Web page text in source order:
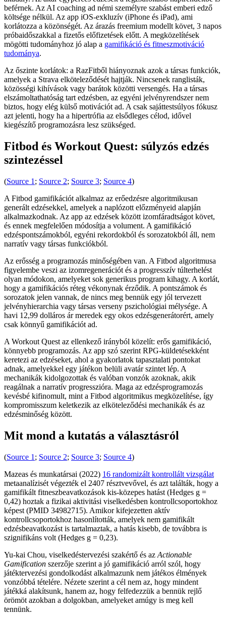
beférnek. Az AI coaching ad némi személyre szabást emberi edző
költsége nélkül. Az app iOS-exkluzív (iPhone és iPad), ami
korlátozza a közönségét. Az árazás freemium modellt követ, 3 napos
próbaidőszakkal a fizetős előfizetések előtt. A megközelítések
mögötti tudományhoz jó alap a gamifikáció és fitneszmotiváció
tudománya.
Az őszinte korlátok: a RazFitből hiányoznak azok a társas funkciók,
amelyek a Strava elköteleződését hajtják. Nincsenek ranglisták,
közösségi kihívások vagy barátok közötti versengés. Ha a társas
elszámoltathatóság tart edzésben, az egyéni jelvényrendszer nem
biztos, hogy elég külső motivációt ad. A csak sajáttestsúlyos fókusz
azt jelenti, hogy ha a hipertrófia az elsődleges célod, idővel
kiegészítő programozásra lesz szükséged.
Fitbod és Workout Quest: súlyzós edzés
szintezéssel
(Source 1 ; Source 2; Source 3; Source 4)
A Fitbod gamifikációt alkalmaz az erőedzésre algoritmikusan
generált edzésekkel, amelyek a naplózott előzményeid alapján
alkalmazkodnak. Az app az edzések között izomfáradtságot követ,
és ennek megfelelően módosítja a volument. A gamifikáció
edzéspontszámokból, egyéni rekordokból és sorozatokból áll, nem
narratív vagy társas funkciókból.
Az erősség a programozás minőségében van. A Fitbod algoritmusa
figyelembe veszi az izomregenerációt és a progresszív túlterhelést
olyan módokon, amelyeket sok generikus program kihagy. A korlát,
hogy a gamifikációs réteg vékonynak érződik. A pontszámok és
sorozatok jelen vannak, de nincs meg bennük egy jól tervezett
jelvényhierarchia vagy társas verseny pszichológiai mélysége. A
havi 12,99 dolláros ár meredek egy okos edzésgenerátorért, amely
csak könnyű gamifikációt ad.
A Workout Quest az ellenkező irányból közelít: erős gamifikáció,
könnyebb programozás. Az app szó szerint RPG-küldetésekként
keretezi az edzéseket, ahol a gyakorlatok tapasztalati pontokat
adnak, amelyekkel egy játékon belüli avatár szintet lép. A
mechanikák kidolgozottak és valóban vonzók azoknak, akik
reagálnak a narratív progresszióra. Maga az edzésprogramozás
kevésbé kifinomult, mint a Fitbod algoritmikus megközelítése, így
kompromisszum keletkezik az elköteleződési mechanikák és az
edzésminőség között.
Mit mond a kutatás a választásról
(Source 1 ; Source 2; Source 3; Source 4)
Mazeas és munkatársai (2022) 16 randomizált kontrollált vizsgálat
metaanalízisét végezték el 2407 résztvevővel, és azt találták, hogy a
gamifikált fitneszbeavatkozások kis-közepes hatást (Hedges g =
0,42) hoztak a fizikai aktivitási viselkedésben kontrollcsoportokhoz
képest (PMID 34982715). Amikor kifejezetten aktív
kontrollcsoportokhoz hasonlították, amelyek nem gamifikált
edzésbeavatkozást is tartalmaztak, a hatás kisebb, de továbbra is
szignifikáns volt (Hedges g = 0,23).
Yu-kai Chou, viselkedéstervezési szakértő és az Actionable
Gamification szerzője szerint a jó gamifikáció arról szól, hogy
játéktervezési gondolkodást alkalmazunk nem játékos élmények
vonzóbbá tételére. Nézete szerint a cél nem az, hogy mindent
játékká alakítsunk, hanem az, hogy felfedezzük a bennük rejlő
örömöt azokban a dolgokban, amelyeket amúgy is meg kell
tennünk.